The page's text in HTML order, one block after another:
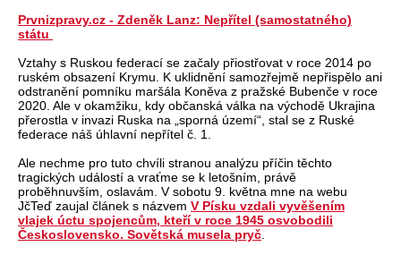
Prvnizpravy.cz - Zdeněk Lanz: Nepřítel (samostatného)
státu
Vztahy s Ruskou federací se začaly přiostřovat v roce 2014 po
ruském obsazení Krymu. K uklidnění samozřejmě nepřispělo ani
odstranění pomníku maršála Koněva z pražské Bubenče v roce
2020. Ale v okamžiku, kdy občanská válka na východě Ukrajina
přerostla v invazi Ruska na „sporná území“, stal se z Ruské
federace náš úhlavní nepřítel č. 1.
Ale nechme pro tuto chvíli stranou analýzu příčin těchto
tragických událostí a vraťme se k letošním, právě
proběhnuvším, oslavám. V sobotu 9. května mne na webu
JčTeď zaujal článek s názvem V Písku vzdali vyvěšením
vlajek úctu spojencům, kteří v roce 1945 osvobodili
Československo. Sovětská musela pryč.